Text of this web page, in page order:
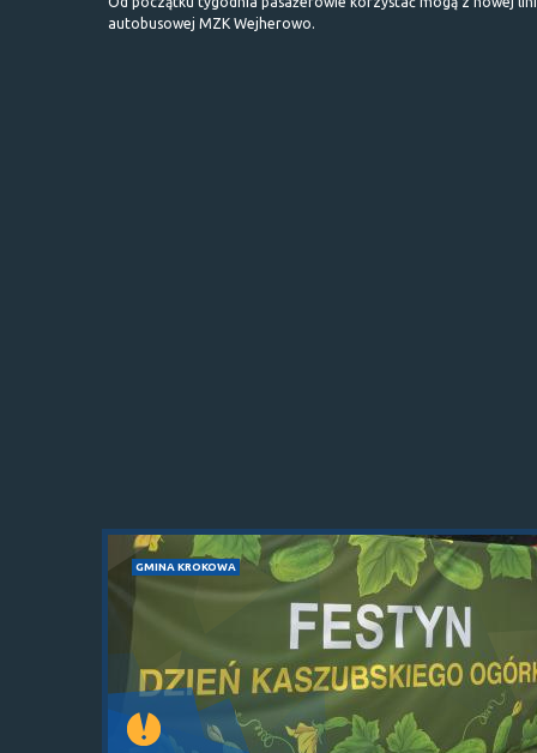
autobusowej MZK Wejherowo.
GMINA KROKOWA